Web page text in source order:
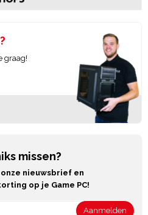
graag!
missen?
nieuwsbrief en
op je Game PC!